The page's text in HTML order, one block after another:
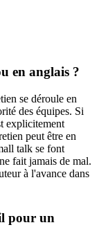
en anglais ?
se déroule en
des équipes. Si
explicitement
peut être en
talk se font
fait jamais de mal.
à l'avance dans
pour un